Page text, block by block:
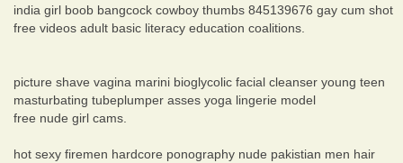
india girl boob bangcock cowboy thumbs 845139676 gay cum shot
free videos adult basic literacy education coalitions.
picture shave vagina marini bioglycolic facial cleanser young teen
masturbating tubeplumper asses yoga lingerie model
free nude girl cams.
hot sexy firemen hardcore ponography nude pakistian men hair